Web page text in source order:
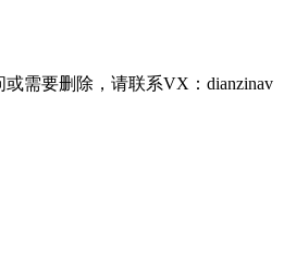
需要删除，请联系VX：dianzinav